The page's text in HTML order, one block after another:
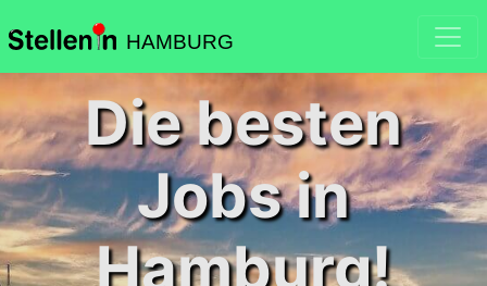
HAMBURG
Die besten
Jobs in
Hamburg!